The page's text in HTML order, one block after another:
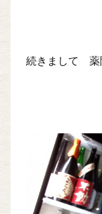
続きまして 薬